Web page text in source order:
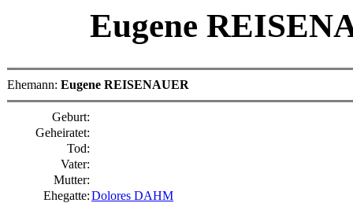
Eugene
Ehemann: Eugene REISENAUER
Geburt:
Geheiratet:
Tod:
Vater:
Mutter:
Ehegatte:Dolores DAHM